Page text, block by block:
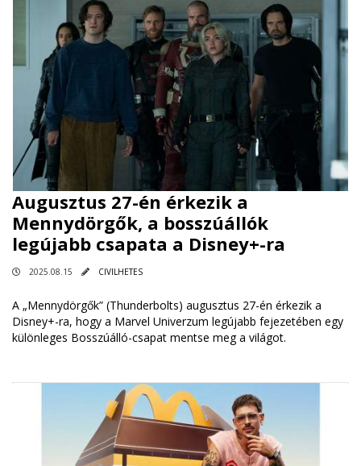
Augusztus 27-én érkezik a
Mennydörgők, a bosszúállók
legújabb csapata a Disney+-ra
2025.08.15 CIVILHETES
A „Mennydörgők” (Thunderbolts) augusztus 27-én érkezik a
Disney+-ra, hogy a Marvel Univerzum legújabb fejezetében egy
különleges Bosszúálló-csapat mentse meg a világot.